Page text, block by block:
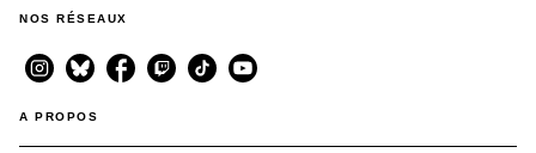
NOS RÉSEAUX
A PROPOS